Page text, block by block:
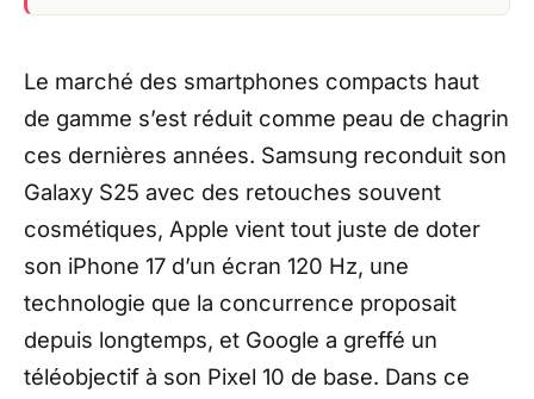
Le marché des smartphones compacts haut
de gamme s’est réduit comme peau de chagrin
ces dernières années. Samsung reconduit son
Galaxy S25 avec des retouches souvent
cosmétiques, Apple vient tout juste de doter
son iPhone 17 d’un écran 120 Hz, une
technologie que la concurrence proposait
depuis longtemps, et Google a greffé un
téléobjectif à son Pixel 10 de base. Dans ce